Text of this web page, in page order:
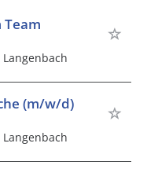
Langenbach
(m/w/d)
Langenbach